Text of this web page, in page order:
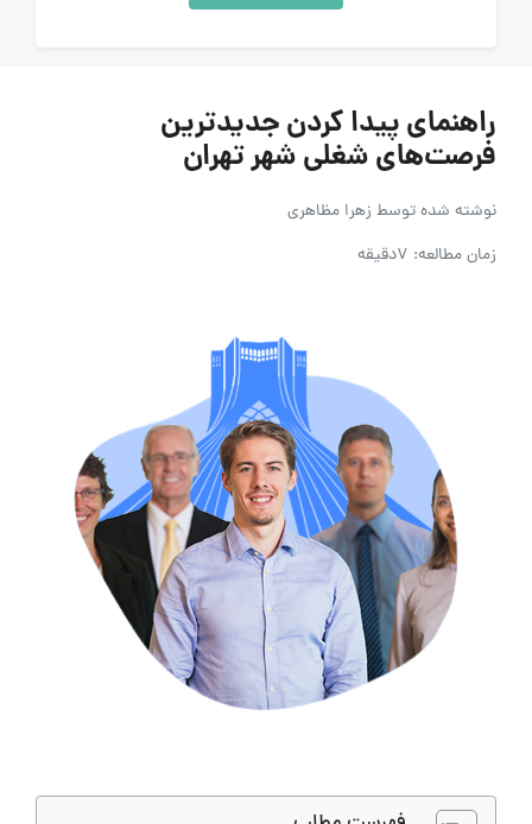
راهنمای پیدا کردن جدیدترین
فرصت‌های شغلی شهر تهران
نوشته شده توسط زهرا مظاهری
زمان مطالعه: 7دقیقه